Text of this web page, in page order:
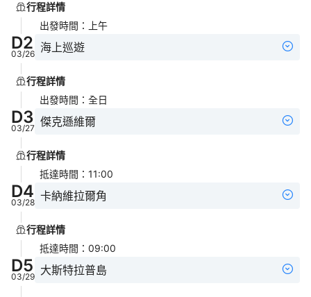
行程詳情
出發時間 ： 上午
D2
03/26 海上巡遊
行程詳情
出發時間 ： 全日
D3
03/27 傑克遜維爾
行程詳情
抵達時間 ： 11:00
D4
03/28 卡納維拉爾角
行程詳情
抵達時間 ： 09:00
D5
03/29 大斯特拉普島